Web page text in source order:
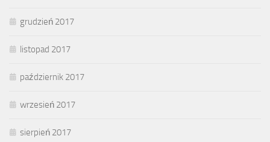
grudzień 2017
listopad 2017
październik 2017
wrzesień 2017
sierpień 2017